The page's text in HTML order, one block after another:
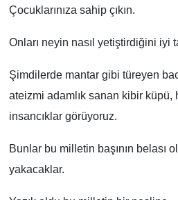
Çocuklarınıza sahip çıkın.
Onları neyin nasıl yetiştirdiğini iyi
Şimdilerde mantar gibi türeyen
ateizmi adamlık sanan kibir küpü,
insancıklar görüyoruz.
Bunlar bu milletin başının belası
yakacaklar.